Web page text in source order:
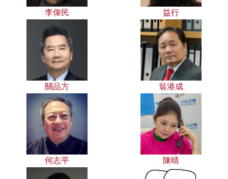
李偉民 益行
關品方 翁港成
何志平 陳晴